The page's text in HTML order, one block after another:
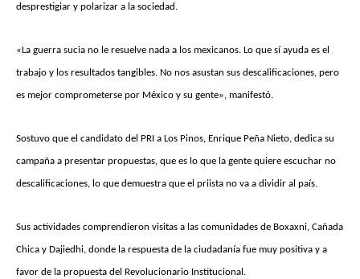
desprestigiar y polarizar a la sociedad.
«La guerra sucia no le resuelve nada a los mexicanos. Lo que sí ayuda es el
trabajo y los resultados tangibles. No nos asustan sus descalificaciones, pero
es mejor comprometerse por México y su gente», manifestó.
Sostuvo que el candidato del PRI a Los Pinos, Enrique Peña Nieto, dedica su
campaña a presentar propuestas, que es lo que la gente quiere escuchar no
descalificaciones, lo que demuestra que el priista no va a dividir al país.
Sus actividades comprendieron visitas a las comunidades de Boxaxni, Cañada
Chica y Dajiedhi, donde la respuesta de la ciudadanía fue muy positiva y a
favor de la propuesta del Revolucionario Institucional.